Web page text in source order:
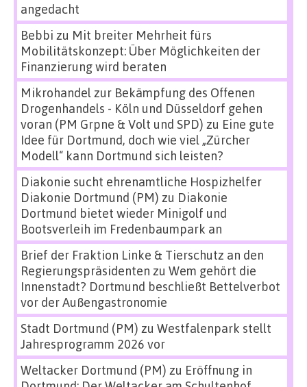
angedacht
Bebbi zu Mit breiter Mehrheit fürs
Mobilitätskonzept: Über Möglichkeiten der
Finanzierung wird beraten
Mikrohandel zur Bekämpfung des Offenen
Drogenhandels - Köln und Düsseldorf gehen
voran (PM Grpne & Volt und SPD) zu Eine gute
Idee für Dortmund, doch wie viel „Zürcher
Modell“ kann Dortmund sich leisten?
Diakonie sucht ehrenamtliche Hospizhelfer
Diakonie Dortmund (PM) zu Diakonie
Dortmund bietet wieder Minigolf und
Bootsverleih im Fredenbaumpark an
Brief der Fraktion Linke & Tierschutz an den
Regierungspräsidenten zu Wem gehört die
Innenstadt? Dortmund beschließt Bettelverbot
vor der Außengastronomie
Stadt Dortmund (PM) zu Westfalenpark stellt
Jahresprogramm 2026 vor
Weltacker Dortmund (PM) zu Eröffnung in